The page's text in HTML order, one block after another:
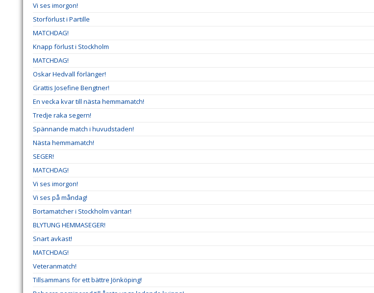
Vi ses imorgon!
Storförlust i Partille
MATCHDAG!
Knapp förlust i Stockholm
MATCHDAG!
Oskar Hedvall förlänger!
Grattis Josefine Bengtner!
En vecka kvar till nästa hemmamatch!
Tredje raka segern!
Spännande match i huvudstaden!
Nästa hemmamatch!
SEGER!
MATCHDAG!
Vi ses imorgon!
Vi ses på måndag!
Bortamatcher i Stockholm väntar!
BLYTUNG HEMMASEGER!
Snart avkast!
MATCHDAG!
Veteranmatch!
Tillsammans för ett bättre Jönköping!